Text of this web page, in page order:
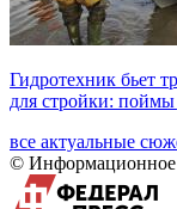
Гидротехник бьет
для стройки:
все актуальные
© Информационное